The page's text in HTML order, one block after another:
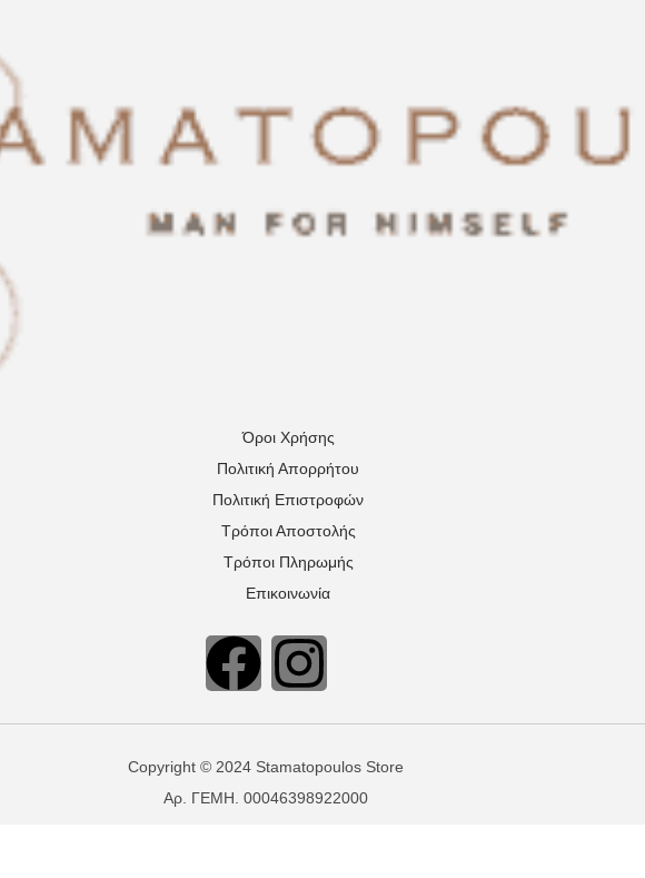
Όροι Χρήσης
Πολιτική Απορρήτου
Πολιτική Επιστροφών
Τρόποι Αποστολής
Τρόποι Πληρωμής
Επικοινωνία
Copyright © 2024 Stamatopoulos Store
Αρ. ΓΕΜΗ. 00046398922000